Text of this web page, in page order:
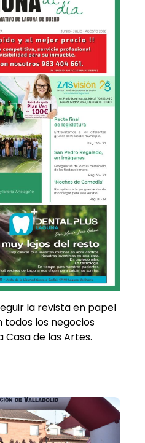
la revista en papel
todos los negocios
de las Artes.